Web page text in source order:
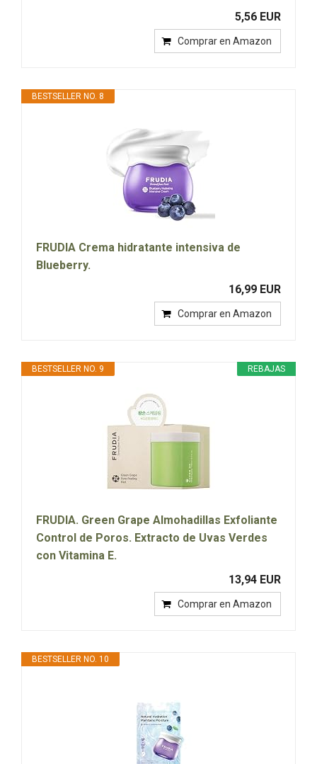
5,56 EUR
Comprar en Amazon
BESTSELLER NO. 8
FRUDIA Crema hidratante intensiva de
Blueberry.
16,99 EUR
Comprar en Amazon
REBAJAS
BESTSELLER NO. 9
FRUDIA. Green Grape Almohadillas Exfoliante
Control de Poros. Extracto de Uvas Verdes
con Vitamina E.
13,94 EUR
Comprar en Amazon
BESTSELLER NO. 10